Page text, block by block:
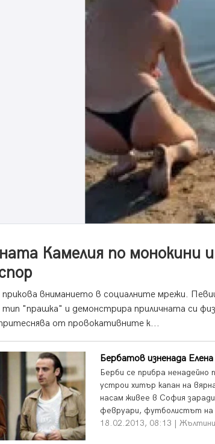
Камелия по монокини
вниманието в социалните мрежи.
тип "прашка" и демонстрира приличната си
от провокативните к...
Бербатов изненада
Берби се прибра
устрои хитър капан на
насам живее в София
февруари, футболистът на
18.02.2013, 08:13 | Жълтини